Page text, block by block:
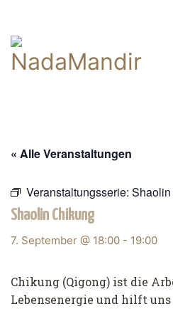
« Alle Veranstaltungen
Veranstaltungsserie:
Shaolin Chikung
7. September @ 18:00 - 19:00
Chikung (Qigong) ist die
Lebensenergie und hilft